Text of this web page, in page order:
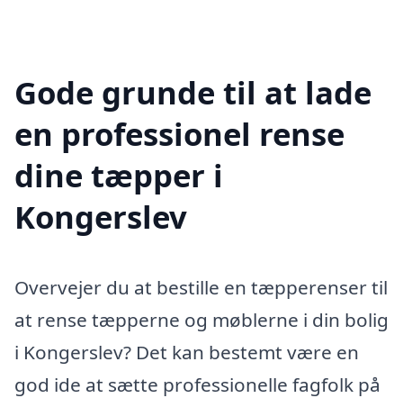
Gode grunde til at lade
en professionel rense
dine tæpper i
Kongerslev
Overvejer du at bestille en tæpperenser til
at rense tæpperne og møblerne i din bolig
i Kongerslev? Det kan bestemt være en
god ide at sætte professionelle fagfolk på